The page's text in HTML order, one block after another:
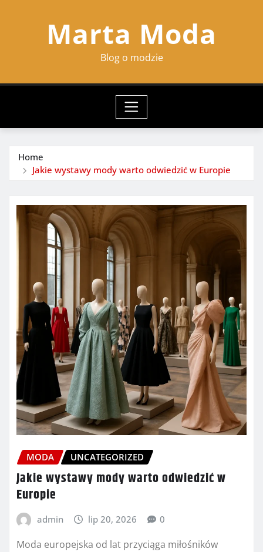
Marta Moda
Blog o modzie
Home
Jakie wystawy mody warto odwiedzić w Europie
MODA UNCATEGORIZED
Jakie wystawy mody warto odwiedzić w
Europie
admin lip 20, 2026 0
Moda europejska od lat przyciąga miłośników